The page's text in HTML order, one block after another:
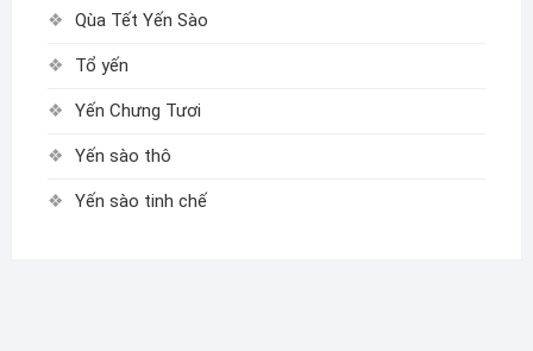
Qùa Tết Yến Sào
Tổ yến
Yến Chưng Tươi
Yến sào thô
Yến sào tinh chế